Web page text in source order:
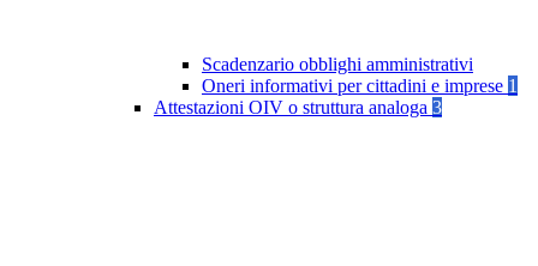
Scadenzario obblighi amministrativi
Oneri informativi per cittadini e imprese 1
Attestazioni OIV o struttura analoga 3